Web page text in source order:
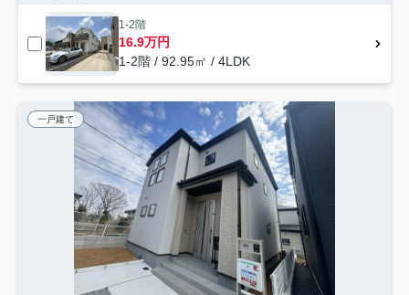
1-2階
16.9万円
1-2階 / 92.95㎡ / 4LDK
一戸建て